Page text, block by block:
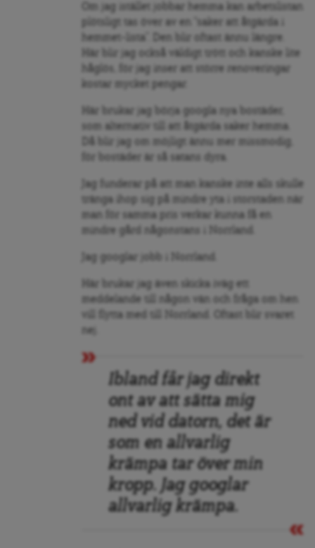
Om jag istället jobbar hemma kan arbetslistan
plötsligt tas över av en “saker att åtgärda i
hemmet-lista”. Den blir oftast ännu längre.
Här blir jag också väldigt trött och kanske lite
håglös, för jag inser att större renoveringar
kostar mycket pengar.
Här brukar jag börja googla nya bostäder,
som alternativ till att åtgärda saker hemma.
Då blir jag om möjligt ännu mer missmodig,
för bostäder är så satans dyra.
Jag funderar på att man kanske inte alls skulle
tränga ihop sig på mindre yta i storstaden när
man för samma pris verkar kunna få en
mindre gård någonstans i Norrland.
Jag googlar jobb i Norrland.
Här brukar jag även skicka iväg ett
meddelande till någon vän och fråga om hen
vill flytta med till Norrland. Oftast blir svaret
nej.
Ibland får jag direkt
ont av att sätta mig
ned vid datorn, det är
som en allvarlig
krämpa tar över min
kropp. Jag googlar
allvarlig krämpa.